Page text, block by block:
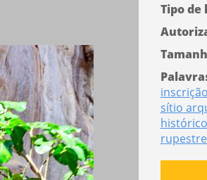
Tipo
sítio
histórico